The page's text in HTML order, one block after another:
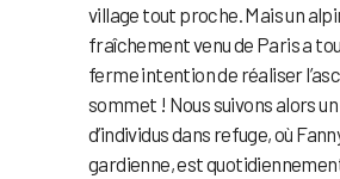
village tout proche. Mais un
fraîchement venu de Paris a
ferme intention de réaliser
sommet ! Nous suivons alors
d’individus dans refuge, où
gardienne, est